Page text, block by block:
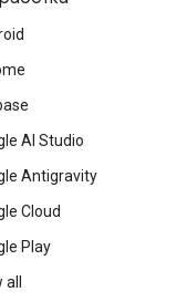
AI Studio
Antigravity
Cloud
Play